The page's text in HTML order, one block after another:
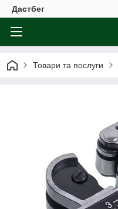
Дастбег
Товари та послуги